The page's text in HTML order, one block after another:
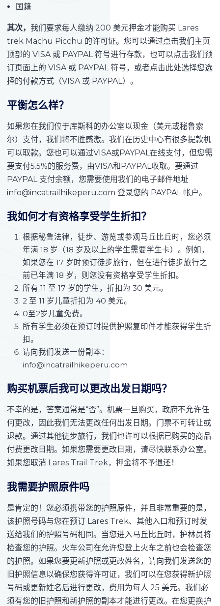
国籍
其次， 我们要求每人缴纳 200 美元押金才能购买 Lares
trek Machu Picchu 的许可证。您可以通过点击我们主页
顶部的 VISA 或 PAYPAL 符号进行存款，也可以点击我们预
订页面上的 VISA 或 PAYPAL 符号，或者点击此处选择您选
择的付款方式（VISA 或 PAYPAL）。
平衡怎么样？
如果您在我们位于库斯科的办公室以现金（美元或秘鲁索
尔）支付，我们将不胜感激。我们在历史中心有很多提款机
可以取款。您也可以通过VISA或PAYPAL在线支付，但您需
要支付5.5%的服务费，由VISA和PAYPAL收取。要通过
PAYPAL 支付余额，您需要使用我们的电子邮件地址
info@incatrailhikeperu.com 登录您的 PAYPAL 帐户。
我如何才有资格享受学生折扣？
根据秘鲁法律，徒步、游览或参观马丘比丘时，您必须
年满 18 岁（18 岁及以上的学生需要学生卡）。例如，
如果您在 17 岁时预订徒步旅行，但在进行徒步旅行之
前已年满 18 岁，则您没有资格享受学生折扣。
所有 11 至 17 岁的学生，折扣为 30 美元。
2 至 11 岁儿童折扣为 40 美元。
0至2岁儿童免费。
所有学生必须在预订时提供护照复印件才能获得学生折
扣。
请向我们发送一份副本：
info@incatrailhikeperu.com
购买机票后我可以更改出发日期吗？
不幸的是，答案通常是“否”。机票一旦购买，政府不允许任
何更改，因此我们无法更改任何出发日期。门票不可转让或
退款。通过其他徒步旅行，我们也许可以根据已购买的商品
付费更改日期。如果您需要更改日期，请尽快联系办公室。
如果您取消 Lares Trail Trek，押金将不予退还！
我需要护照原件吗
是肯定的！您必须携带您的护照原件，并且非常重要的是，
该护照号码与您在预订 Lares Trek、其他入口和预订时发
送给我们的护照号码相同。当您进入马丘比丘时，护林员将
检查您的护照。火车公司在允许您登上火车之前也会检查您
的护照。如果您要更新护照或更改姓名，请向我们发送您的
旧护照信息以确保您获得许可证，我们可以在您获得新护照
号码或更新姓名后进行更改，费用为每人 25 美元。我们必
须有您的旧护照和新护照的副本才能进行更改。在您更换护